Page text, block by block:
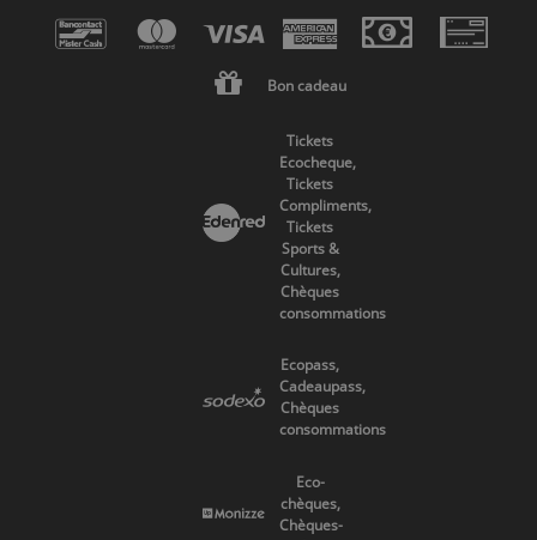
Bon cadeau
Tickets
Ecocheque,
Tickets
Compliments,
Tickets
Sports &
Cultures,
Chèques
consommations
Ecopass,
Cadeaupass,
Chèques
consommations
Eco-
chèques,
Chèques-